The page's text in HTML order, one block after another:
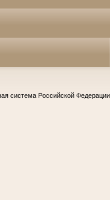
система Российской